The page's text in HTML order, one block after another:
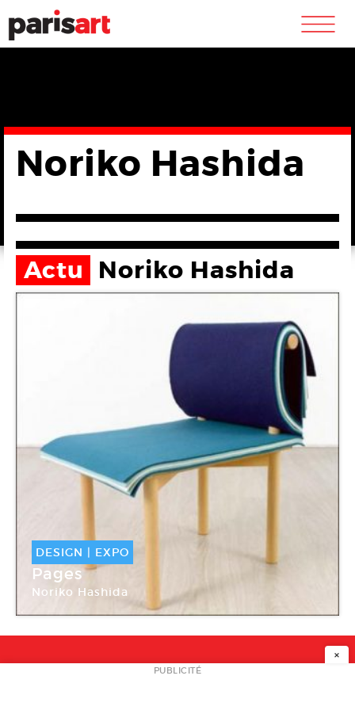
m
Noriko Hashida
Actu Noriko Hashida
DESIGN | EXPO
Pages
Noriko Hashida
Galerie Mouvements modernes
NEWSLETTER
×
PUBLICITÉ